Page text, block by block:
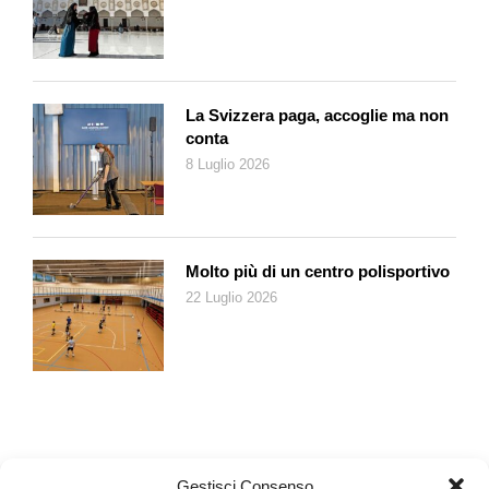
timbriche, condotta con polso fermo dal maestro Jonathan
Bloxham alla guida della Luzerner Sinfonieorchester. Una
partitura per grande orchestra che anche una compagine
ridotta come questa illustra adeguatamente.
Anche sul versante vocale soltanto note positive: Christian
Tschelebiew interpreta magistralmente Barbablù, carnefice e
vittima di sé stesso e delle sue pulsioni. Solenn’ Lavanant
Linke e Camilla Meneses, nell’interpretare le due diverse
Judith, non sono da meno per espressività e potenza vocale.
Grato ed entusiastico l’applauso del pubblico lucernese.
La Svizzera paga, accoglie ma non
conta
8 Luglio 2026
Molto più di un centro polisportivo
22 Luglio 2026